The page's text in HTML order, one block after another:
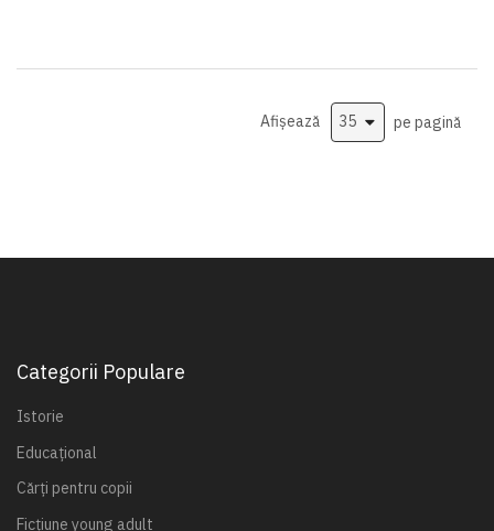
Afișează pe pagină
Categorii Populare
Istorie
Educațional
Cărți pentru copii
Ficțiune young adult